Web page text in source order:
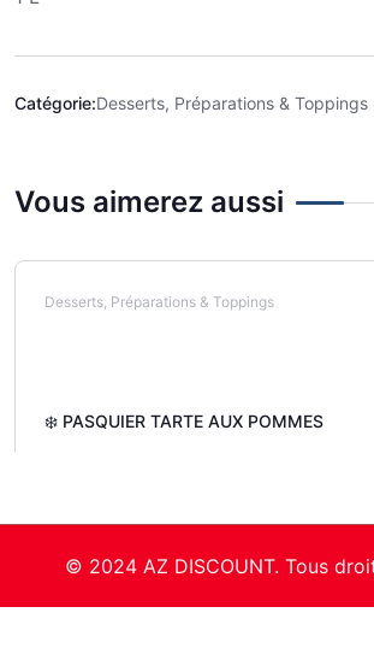
Catégorie:Desserts, Préparations & Toppings
Vous aimerez aussi
Desserts, Préparations & Toppings
❄️ PASQUIER TARTE AUX POMMES
© 2024 AZ DISCOUNT. Tous